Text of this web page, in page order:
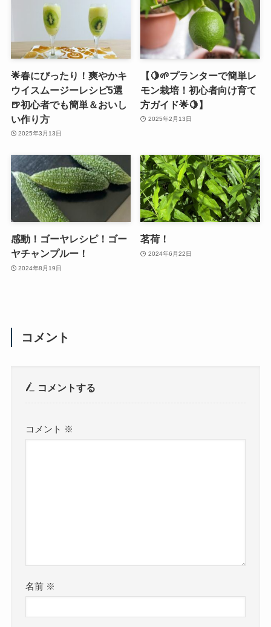
🌟春にぴったり！爽やかキ
ウイスムージーレシピ5選
🍺初心者でも簡単＆おいし
い作り方
2025年3月13日
【🍋🌱プランターで簡単レ
モン栽培！初心者向け育て
方ガイド🌟🍋】
2025年2月13日
感動！ゴーヤレシピ！ゴー
ヤチャンプルー！
2024年8月19日
茗荷！
2024年6月22日
コメント
コメントする
コメント ※
名前 ※